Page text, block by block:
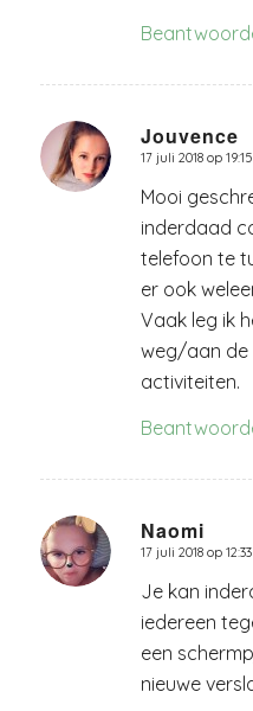
Jouvence
zegt:
17 juli 2018 op 19:15
Mooi
inderdaad
telefoon te
er ook
Vaak leg ik
weg/aan de
activiteiten.
Naomi
zegt:
17 juli 2018 op 12:33
Je kan
iedereen
een
nieuwe